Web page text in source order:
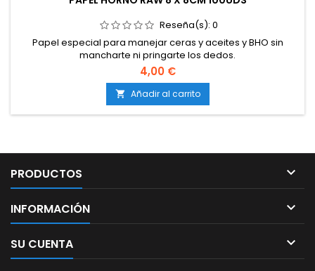
Reseña(s): 0
Papel especial para manejar ceras y aceites y BHO sin
mancharte ni pringarte los dedos.
4,00 €
 Añadir al carrito
PRODUCTOS 
INFORMACIÓN 
SU CUENTA 